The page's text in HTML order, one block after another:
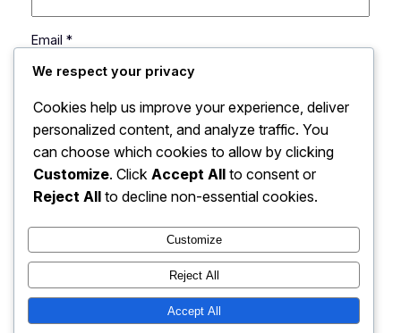
Email *
Simpan nama, email, dan situs web saya pada
peramban ini untuk komentar saya berikutnya.
Hell Is What You Make It |
Instagram
X
We respect your privacy
Cookies help us improve your experience, deliver
personalized content, and analyze traffic. You
can choose which cookies to allow by clicking
Customize. Click Accept All to consent or
Reject All to decline non-essential cookies.
Customize
Reject All
Accept All